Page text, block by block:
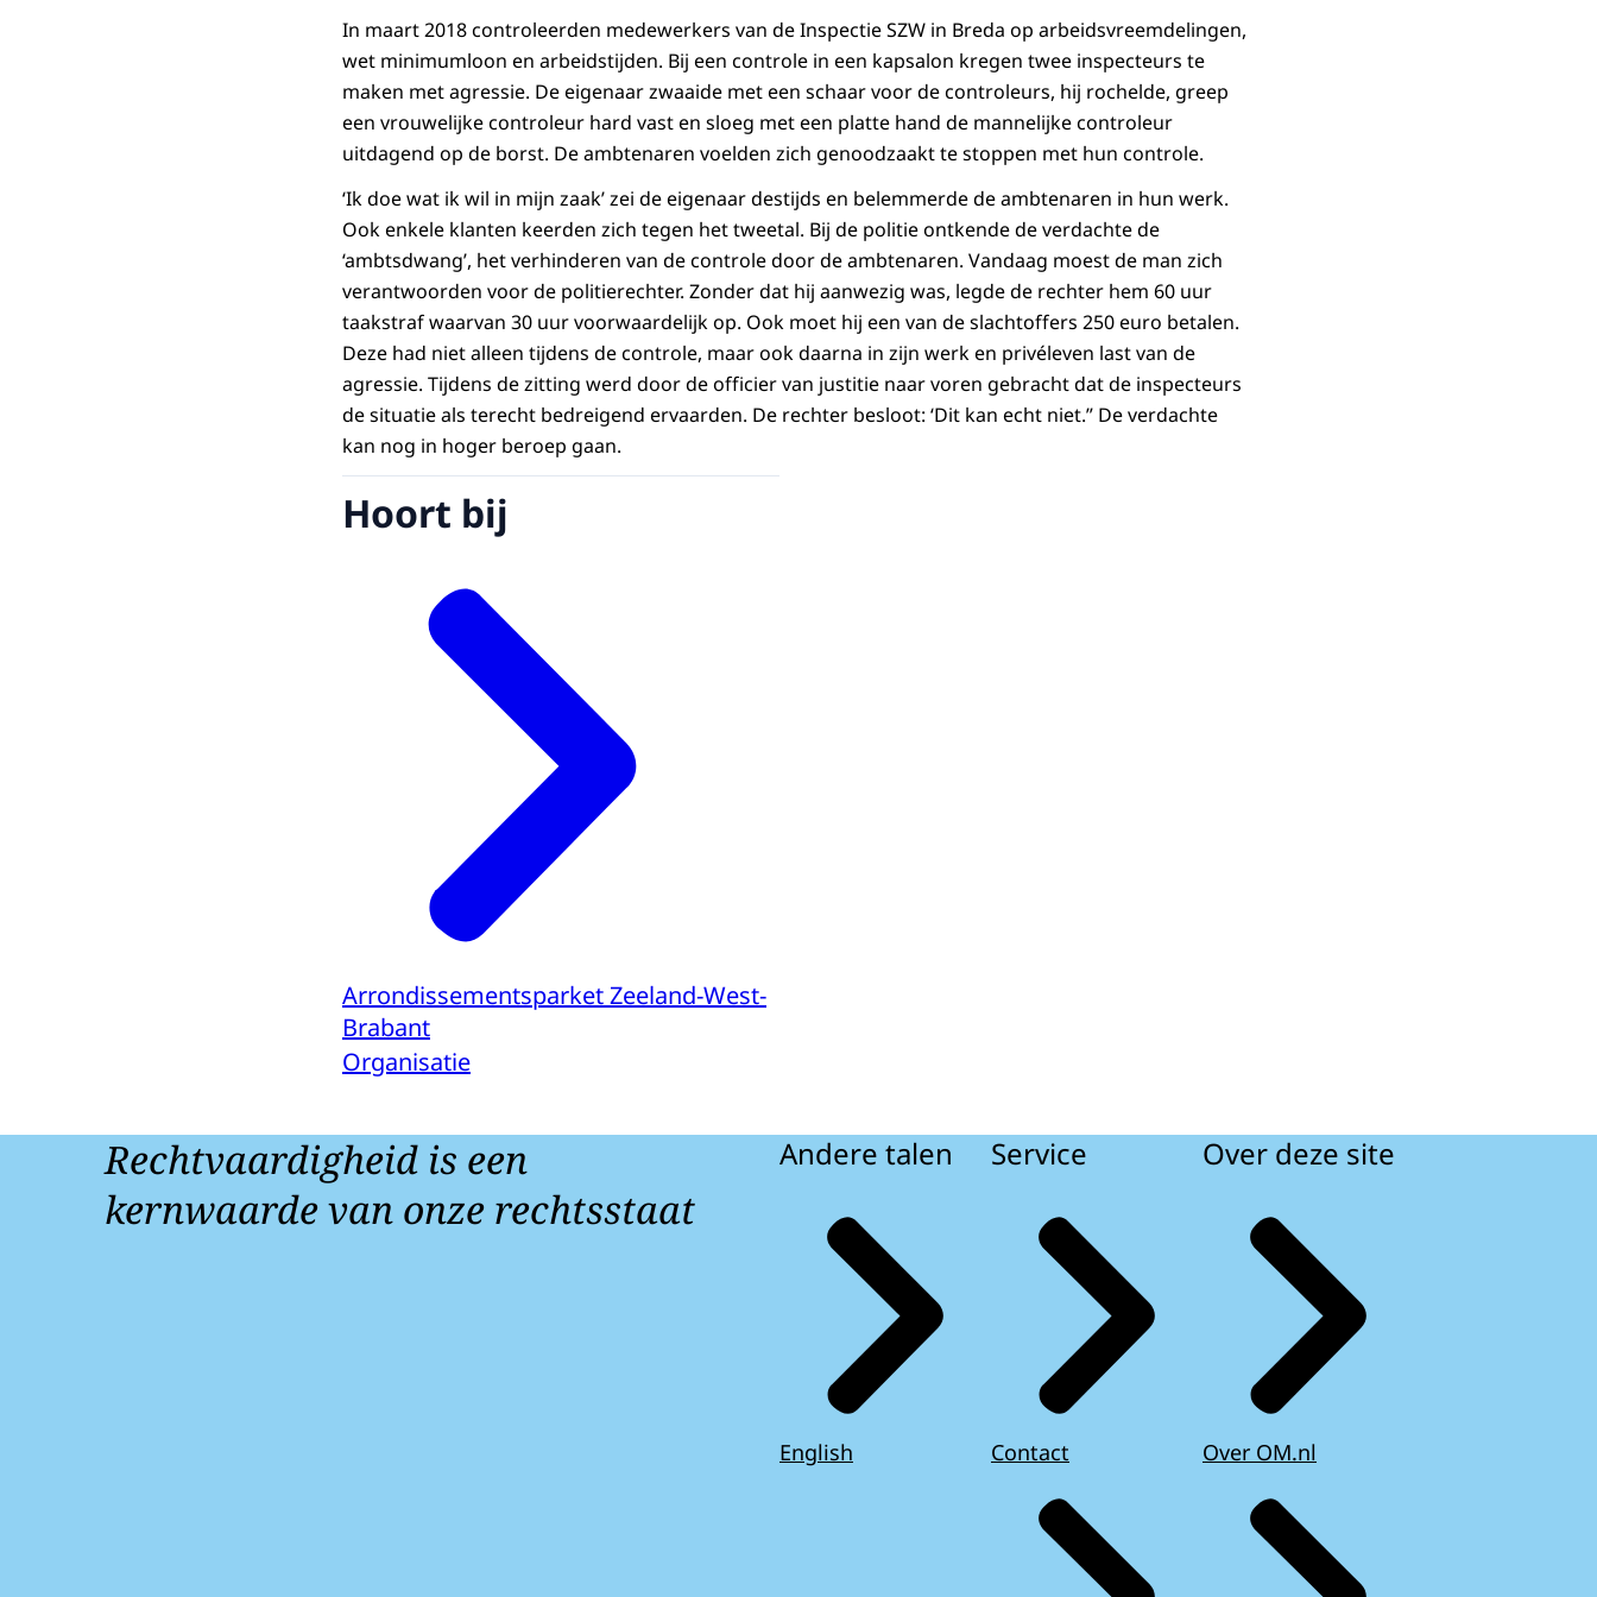
In maart 2018 controleerden medewerkers van de Inspectie SZW in Breda op arbeidsvreemdelingen,
wet minimumloon en arbeidstijden. Bij een controle in een kapsalon kregen twee inspecteurs te
maken met agressie. De eigenaar zwaaide met een schaar voor de controleurs, hij rochelde, greep
een vrouwelijke controleur hard vast en sloeg met een platte hand de mannelijke controleur
uitdagend op de borst. De ambtenaren voelden zich genoodzaakt te stoppen met hun controle.
‘Ik doe wat ik wil in mijn zaak’ zei de eigenaar destijds en belemmerde de ambtenaren in hun werk.
Ook enkele klanten keerden zich tegen het tweetal. Bij de politie ontkende de verdachte de
‘ambtsdwang’, het verhinderen van de controle door de ambtenaren. Vandaag moest de man zich
verantwoorden voor de politierechter. Zonder dat hij aanwezig was, legde de rechter hem 60 uur
taakstraf waarvan 30 uur voorwaardelijk op. Ook moet hij een van de slachtoffers 250 euro betalen.
Deze had niet alleen tijdens de controle, maar ook daarna in zijn werk en privéleven last van de
agressie. Tijdens de zitting werd door de officier van justitie naar voren gebracht dat de inspecteurs
de situatie als terecht bedreigend ervaarden. De rechter besloot: ‘Dit kan echt niet.” De verdachte
kan nog in hoger beroep gaan.
Hoort bij
Arrondissementsparket Zeeland-West-
Brabant
Organisatie
Rechtvaardigheid is een
kernwaarde van onze rechtsstaat
Andere talen
English
Service
Contact
Over deze site
Over OM.nl